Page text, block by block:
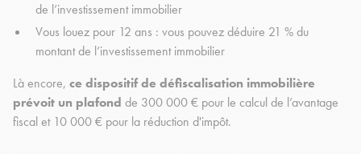
de l’investissement immobilier
Vous louez pour 12 ans : vous pouvez déduire 21 % du
montant de l’investissement immobilier
Là encore, ce dispositif de défiscalisation immobilière
prévoit un plafond de 300 000 € pour le calcul de l’avantage
fiscal et 10 000 € pour la réduction d'impôt.